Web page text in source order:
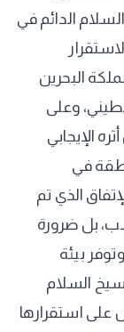
الدائم في
البحرين
وعلى
الإيجابي
في
الذي تم
بل ضرورة
بيئة
السلام
استقرارها